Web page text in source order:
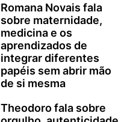
Romana Novais fala
sobre maternidade,
medicina e os
aprendizados de
integrar diferentes
papéis sem abrir mão
de si mesma
Theodoro fala sobre